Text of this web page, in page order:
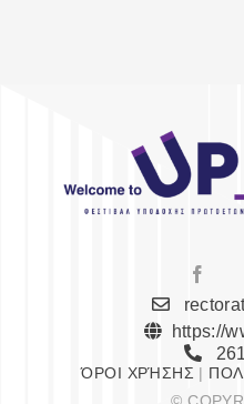
https://
ΌΡΟΙ ΧΡΉΣΗΣ |
©